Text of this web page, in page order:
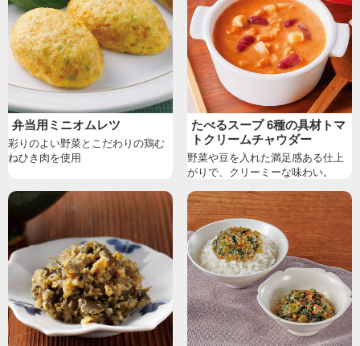
弁当用ミニオムレツ
彩りのよい野菜とこだわりの鶏む
ねひき肉を使用
たべるスープ 6種の具材トマ
トクリームチャウダー
野菜や豆を入れた満足感ある仕上
がりで、クリーミーな味わい。